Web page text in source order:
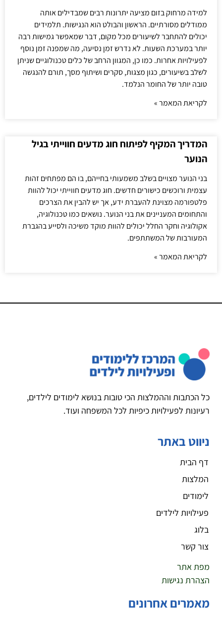
למידה מרחוק בזום מציעה יתרונות רבים שמבדילים אותה
ממודלים מסורתיים. הראשון והבולט הוא הנגישות. תלמידים
יכולים להתחבר לשיעורים מכל מקום, דבר שמאפשר גמישות רבה
יותר במערכת השעות. לא נדרש זמן נסיעה, מה שמפנה זמן נוסף
לפעילויות אחרות. כמו כן, המגוון הרחב של כלים טכנולוגיים שניתן
לשלב בשיעורים, כגון מצגות, סקרים ושיתוף מסך, תורם להנגשה
טובה יותר של החומר הנלמד.
לקריאת המאמר »
המדריך המקיף לפיתוח חוג מדעים חווייתי בגיל
הנוער
בני הנוער מצויים בשלב משמעותי בחייהם, בו הם מפתחים זהות
עצמית ורוכשים כישורים חדשים. חוג מדעים חווייתי יכול להוות
פלטפורמה מצוינת להעברת ידע, אך יש להבין את הצרכים
והתחומים המעניינים את בני הנוער. נושאים כמו טכנולוגיה,
אקולוגיה וחקר החלל יכולים להוות מוקד משיכה ולסייע בהגברת
המעורבות של המשתתפים.
לקריאת המאמר »
כל הכתבות וההמלצות הכי טובות בנושא לימודים לילדים,
רעיונות לפעילויות כיפיות לכל המשפחה ועוד.
ניווט באתר
דף הבית
המלצות
לימודים
פעילויות לילדים
בלוג
צור קשר
מפת אתר
הצהרת נגישות
מאמרים אחרונים